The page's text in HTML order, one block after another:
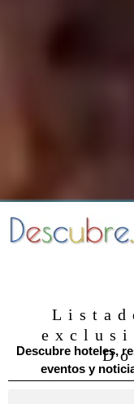
Descubre hoteles,
eventos y